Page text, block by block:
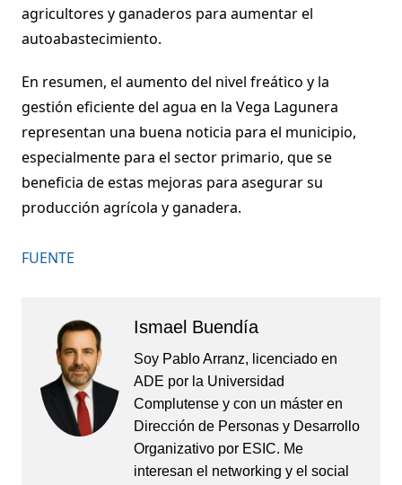
agricultores y ganaderos para aumentar el
autoabastecimiento.
En resumen, el aumento del nivel freático y la
gestión eficiente del agua en la Vega Lagunera
representan una buena noticia para el municipio,
especialmente para el sector primario, que se
beneficia de estas mejoras para asegurar su
producción agrícola y ganadera.
FUENTE
Ismael Buendía
Soy Pablo Arranz, licenciado en
ADE por la Universidad
Complutense y con un máster en
Dirección de Personas y Desarrollo
Organizativo por ESIC. Me
interesan el networking y el social